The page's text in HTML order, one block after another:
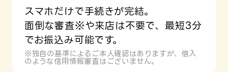
スマホだけで手続きが完結。
面倒な審査※や来店は不要で、最短3分
でお振込み可能です。
※独自の基準によるご本人確認はありますが、借入
のような信用情報審査はございません。